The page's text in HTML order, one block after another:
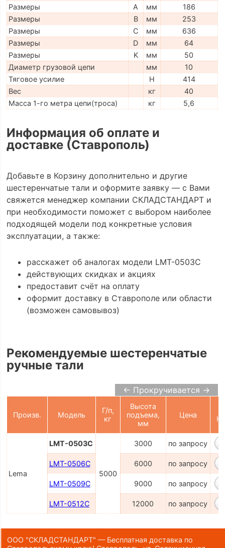
Размеры
A мм
186
Размеры
B мм
253
Размеры
C мм
636
Размеры
D мм
64
Размеры
K мм
50
Диаметр грузовой цепи
мм
10
Тяговое усилие
H
414
Вес
кг
40
Масса 1-го метра цепи(троса)
кг 5,6
Информация об оплате и
доставке (Ставрополь)
Добавьте в Корзину дополнительно и другие
шестеренчатые тали и оформите заявку — с Вами
свяжется менеджер компании СКЛАДСТАНДАРТ и
при необходимости поможет с выбором наиболее
подходящей модели под конкретные условия
эксплуатации, а также:
расскажет об аналогах модели LMT-0503C
действующих скидках и акциях
предоставит счёт на оплату
оформит доставку в Ставрополе или области
(возможен самовывоз)
Рекомендуемые шестеренчатые
ручные тали
← Прокручивается →
Произв. Модель
Г/п,
кг
Высота
подъема,
мм
Цена
Lema
LMT-0503C
5000
3000 по запросу
LMT-0506C 6000 по запросу
LMT-0509C 9000 по запросу
LMT-0512C 12000 по запросу
ООО "СКЛАДСТАНДАРТ" — Бесплатная доставка по